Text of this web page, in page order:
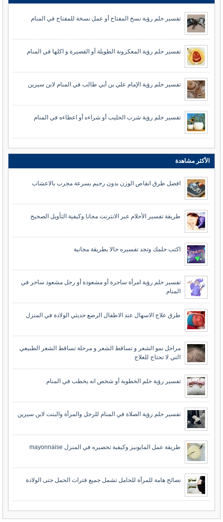
تفسير حلم رؤية نسخ المفتاح أو عمل نسخة للمفتاح في المنام
تفسير حلم رؤية المعكرونة الطويلة أو القصيرة و اكلها في المنام
تفسير حلم رؤية الإمام علي بن أبي طالب في المنام لابن سيرين
تفسير حلم رؤية شرب الحليب أو شراءه أو اعطاءه في المنام
الأكثر مشاهدة
افضل طرق انقاص الوزن بدون رجيم بسرعة مجرب بالاعشاب
طريقة تفسير الأحلام عبر الانترنت مجانا وكيفية التأويل الصحيح
اكتب حلمك وتجد تفسيره حالا بطريقة مجانية
تفسير حلم رؤية امرأة ساحرة أو مشعوذة أو رجل مشعوذ ساحر في
المنام
طرق علاج الاسهال عند الاطفال الرضع حديثي الولادة في المنزل
مراحل نمو الشعر و تساقط الشعر و مرحلة تساقط الشعر الطبيعي
التي لا تحتاج للعلاج
تفسير رؤية حلم الخطوبة أو شخص انه يخطب في المنام
تفسير حلم رؤية الصلاة في المنام للرجل والمرأة والبنت لابن سيرين
طريقة عمل المايونيز وكيفية تحضيره في المنزل mayonnaise
نصائح هامة للمرأة للحامل تشمل جميع فترات الحمل حتى الولادة